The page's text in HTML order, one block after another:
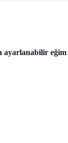
ayarlanabilir eğim